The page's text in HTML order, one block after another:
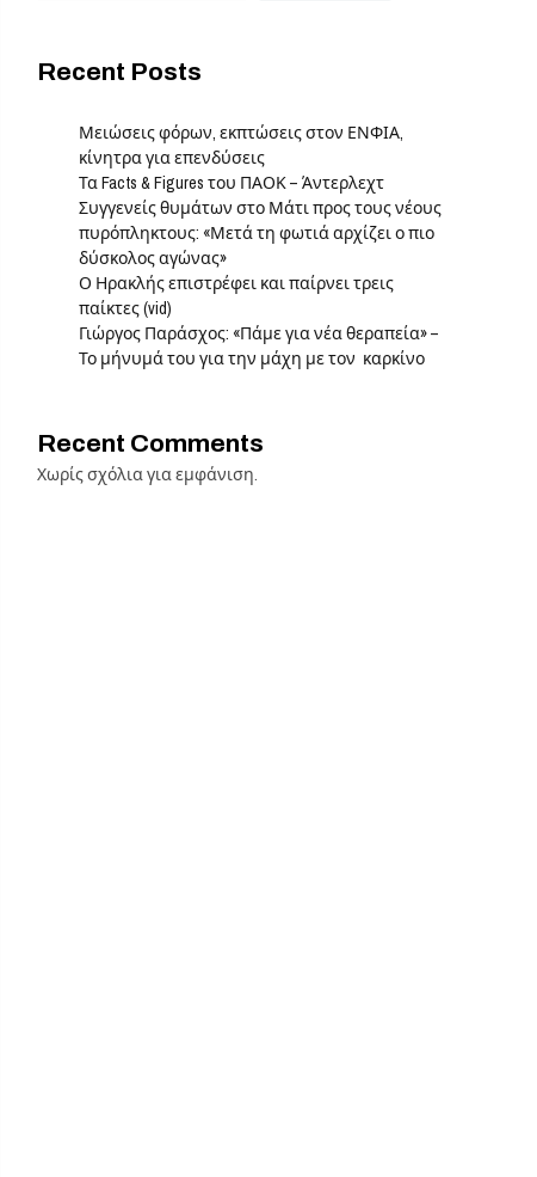
Recent Posts
Μειώσεις φόρων, εκπτώσεις στον ΕΝΦΙΑ,
κίνητρα για επενδύσεις
Τα Facts & Figures του ΠΑΟΚ – Άντερλεχτ
Συγγενείς θυμάτων στο Μάτι προς τους νέους
πυρόπληκτους: «Μετά τη φωτιά αρχίζει ο πιο
δύσκολος αγώνας»
Ο Ηρακλής επιστρέφει και παίρνει τρεις
παίκτες (vid)
Γιώργος Παράσχος: «Πάμε για νέα θεραπεία» –
Το μήνυμά του για την μάχη με τον καρκίνο
Recent Comments
Χωρίς σχόλια για εμφάνιση.